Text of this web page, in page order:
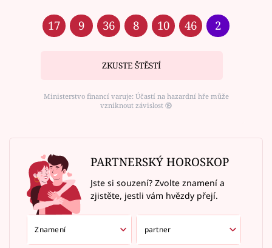
17 9 36 8 10 46 2
ZKUSTE ŠTĚSTÍ
Ministerstvo financí varuje: Účastí na hazardní hře může
vzniknout závislost ⑱
PARTNERSKÝ HOROSKOP
Jste si souzení? Zvolte znamení a
zjistěte, jestli vám hvězdy přejí.